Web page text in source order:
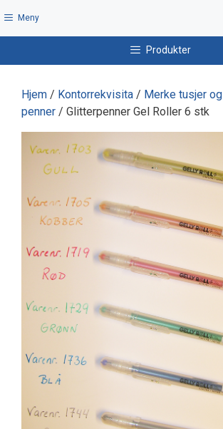
til
Meny
Produkter
Hjem / Kontorrekvisita / Merke tusjer og
penner / Glitterpenner Gel Roller 6 stk